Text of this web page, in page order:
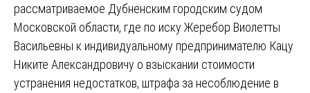
рассматриваемое Дубненским городским судом
Московской области, где по иску Жеребор Виолетты
Васильевны к индивидуальному предпринимателю Кацу
Никите Александровичу о взыскании стоимости
устранения недостатков, штрафа за несоблюдение в